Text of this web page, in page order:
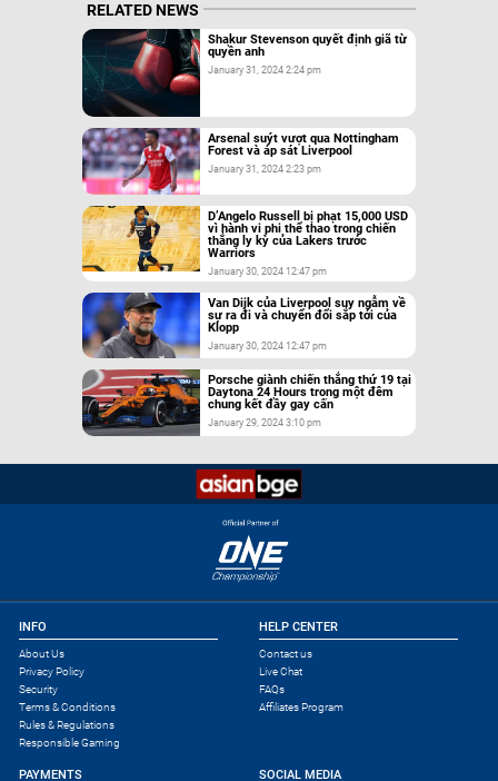
RELATED NEWS
Shakur Stevenson quyết định giã từ
quyền anh
January 31, 2024 2:24 pm
Arsenal suýt vượt qua Nottingham
Forest và áp sát Liverpool
January 31, 2024 2:23 pm
D’Angelo Russell bị phạt 15,000 USD
vì hành vi phi thể thao trong chiến
thắng ly kỳ của Lakers trước
Warriors
January 30, 2024 12:47 pm
Van Dijk của Liverpool suy ngẫm về
sự ra đi và chuyển đổi sắp tới của
Klopp
January 30, 2024 12:47 pm
Porsche giành chiến thắng thứ 19 tại
Daytona 24 Hours trong một đêm
chung kết đầy gay cấn
January 29, 2024 3:10 pm
INFO
About Us
Privacy Policy
Security
Terms & Conditions
Rules & Regulations
Responsible Gaming
HELP CENTER
Contact us
Live Chat
FAQs
Affiliates Program
PAYMENTS SOCIAL MEDIA